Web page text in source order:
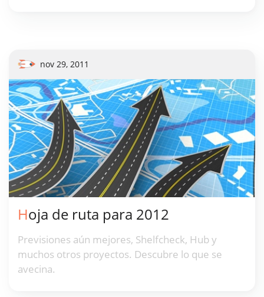
nov 29, 2011
Hoja de ruta para 2012
Previsiones aún mejores, Shelfcheck, Hub y
muchos otros proyectos. Descubre lo que se
avecina.